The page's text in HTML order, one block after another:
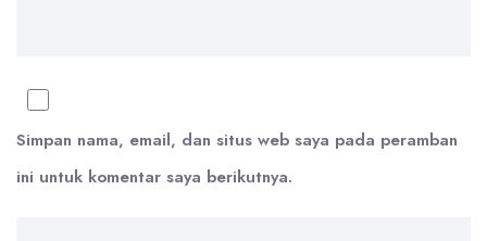
Simpan nama, email, dan situs web saya pada peramban
ini untuk komentar saya berikutnya.